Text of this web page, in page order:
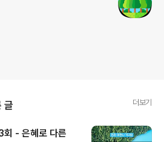
글 더보기
- 은혜로 다른